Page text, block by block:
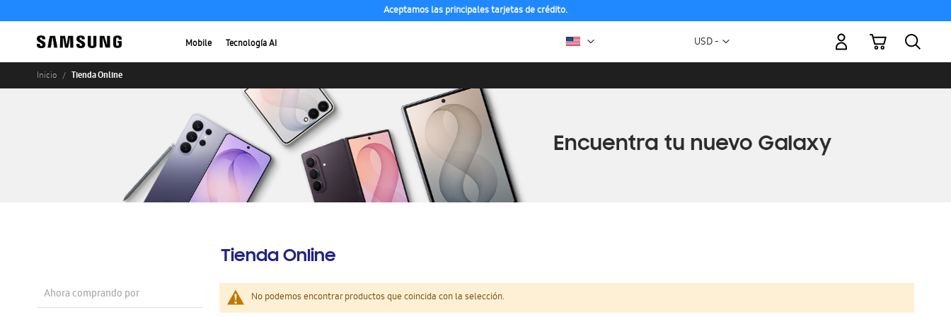
Aceptamos las principales tarjetas de crédito.
Mobile Tecnología AI Moneda
USD -
Mi carrito
Inicio Tienda Online
Tienda Online
No podemos encontrar productos que coincida con la selección.
Ahora comprando por